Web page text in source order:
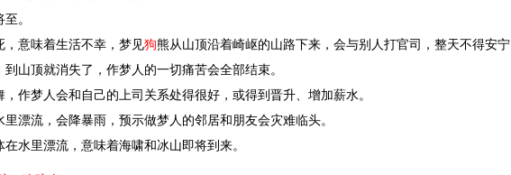
。
，意味着生活不幸，梦见狗熊从山顶沿着崎岖的山路下来，会与别人打官司，整天不得安
到山顶就消失了，作梦人的一切痛苦会全部结束。
作梦人会和自己的上司关系处得很好，或得到晋升、增加薪水。
漂流，会降暴雨，预示做梦人的邻居和朋友会灾难临头。
水里漂流，意味着海啸和冰山即将到来。